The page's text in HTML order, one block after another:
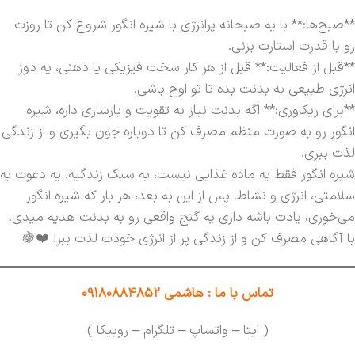
**صبح‌ها:** با یه صبحانه پرانرژی با شیره انگور شروع کن تا روزت
رو با قدرت استارت بزنی.
**قبل از فعالیت:** قبل از هر کار سخت فیزیکی یا ذهنی، یه دوز
انرژی طبیعی به بدنت بده تا تو اوج باشی.
**برای ریکاوری:** اگه بدنت نیاز به تقویت و بازسازی داره، شیره
انگور رو به صورت منظم مصرف کن تا دوباره جون بگیری و از زندگی
لذت ببری.
شیره انگور فقط یه ماده غذایی نیست، یه سبک زندگیه. یه دعوت به
سلامتی، انرژی و نشاط. پس از این به بعد، هر بار که شیره انگور
می‌خوری، یادت باشه داری یه گنج واقعی رو به بدنت هدیه میدی.
با آگاهی مصرف کن و از زندگی پر از انرژی خودت لذت ببر! ❤️🍇
تماس با ما : هاشمی 09180884852
( ایتا – واتساپ – تلگرام – روبیکا )